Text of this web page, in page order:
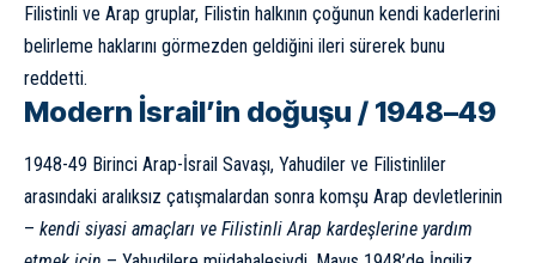
Filistinli ve Arap gruplar, Filistin halkının çoğunun kendi kaderlerini
belirleme haklarını görmezden geldiğini ileri sürerek bunu
reddetti.
Modern İsrail’in doğuşu / 1948–49
1948-49 Birinci Arap-İsrail Savaşı, Yahudiler ve Filistinliler
arasındaki aralıksız çatışmalardan sonra komşu Arap devletlerinin
– kendi siyasi amaçları ve Filistinli Arap kardeşlerine yardım